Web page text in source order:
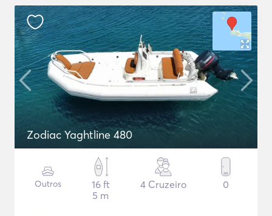
Zodiac Yaghtline 480
Outros
16 ft
5 m
4 Cruzeiro 0